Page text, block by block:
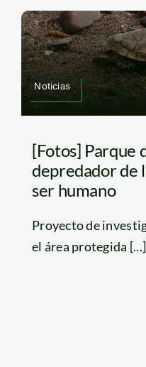
Noticias
[Fotos] Parque
depredador de
ser humano
Proyecto de
el área protegida [...]